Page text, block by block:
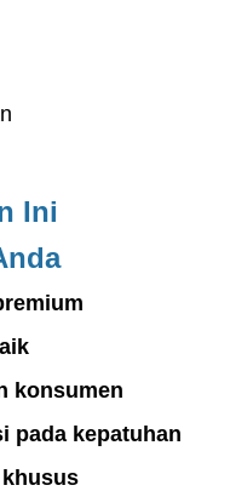
Ini
konsumen
pada kepatuhan